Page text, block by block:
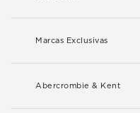
Marcas Exclusivas
Abercrombie & Kent